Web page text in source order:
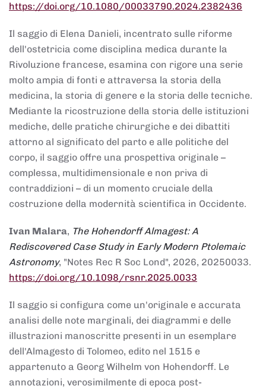
https://doi.org/10.1080/00033790.2024.2382436
Il saggio di Elena Danieli, incentrato sulle riforme
dell'ostetricia come disciplina medica durante la
Rivoluzione francese, esamina con rigore una serie
molto ampia di fonti e attraversa la storia della
medicina, la storia di genere e la storia delle tecniche.
Mediante la ricostruzione della storia delle istituzioni
mediche, delle pratiche chirurgiche e dei dibattiti
attorno al significato del parto e alle politiche del
corpo, il saggio offre una prospettiva originale –
complessa, multidimensionale e non priva di
contraddizioni – di un momento cruciale della
costruzione della modernità scientifica in Occidente.
Ivan Malara, The Hohendorff Almagest: A
Rediscovered Case Study in Early Modern Ptolemaic
Astronomy, "Notes Rec R Soc Lond", 2026, 20250033.
https://doi.org/10.1098/rsnr.2025.0033
Il saggio si configura come un'originale e accurata
analisi delle note marginali, dei diagrammi e delle
illustrazioni manoscritte presenti in un esemplare
dell'Almagesto di Tolomeo, edito nel 1515 e
appartenuto a Georg Wilhelm von Hohendorff. Le
annotazioni, verosimilmente di epoca post-